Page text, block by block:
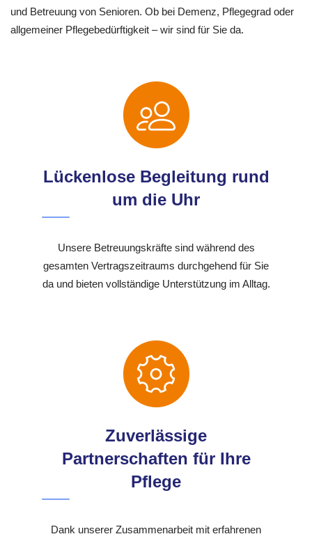
und Betreuung von Senioren. Ob bei Demenz, Pflegegrad oder
allgemeiner Pflegebedürftigkeit – wir sind für Sie da.
Lückenlose Begleitung rund
um die Uhr
Unsere Betreuungskräfte sind während des
gesamten Vertragszeitraums durchgehend für Sie
da und bieten vollständige Unterstützung im Alltag.
Zuverlässige
Partnerschaften für Ihre
Pflege
Dank unserer Zusammenarbeit mit erfahrenen